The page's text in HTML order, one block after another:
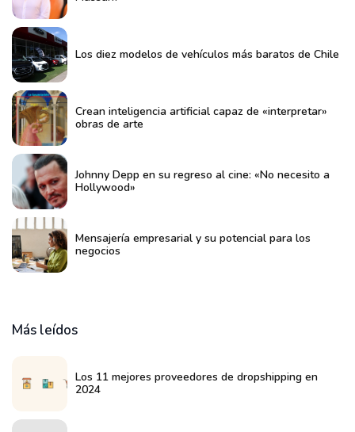
Los diez modelos de vehículos más baratos de Chile
Crean inteligencia artificial capaz de «interpretar»
obras de arte
Johnny Depp en su regreso al cine: «No necesito a
Hollywood»
Mensajería empresarial y su potencial para los
negocios
Más leídos
Los 11 mejores proveedores de dropshipping en
2024